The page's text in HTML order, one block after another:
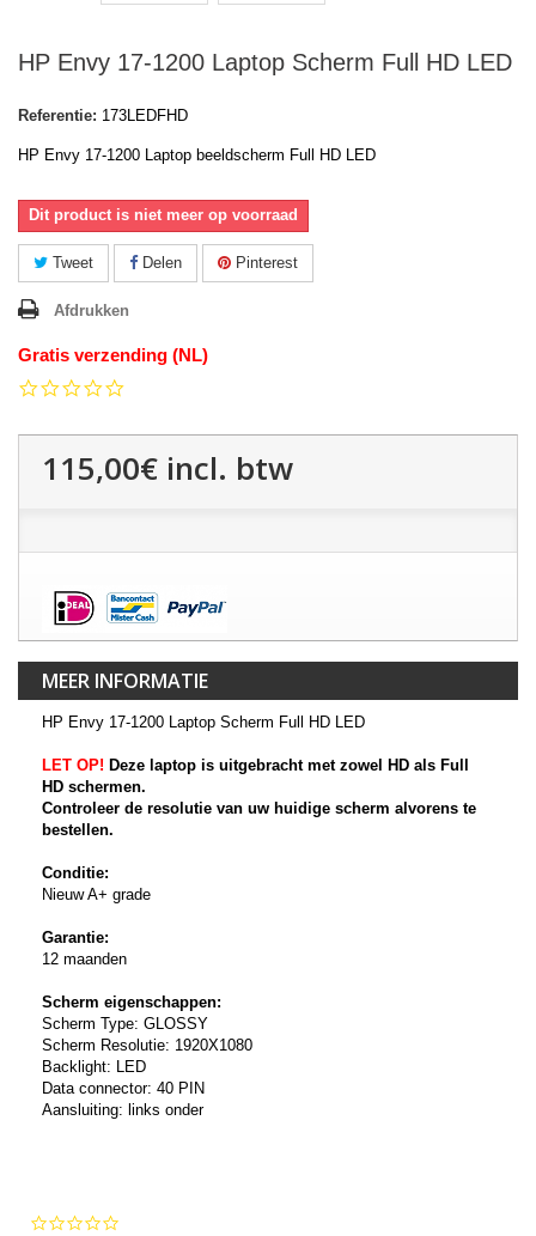
HP Envy 17-1200 Laptop Scherm Full HD LED
Referentie: 173LEDFHD
HP Envy 17-1200 Laptop beeldscherm Full HD LED
Dit product is niet meer op voorraad
Tweet Delen Pinterest
Afdrukken
Gratis verzending (NL)
115,00€ incl. btw
MEER INFORMATIE
HP Envy 17-1200 Laptop Scherm Full HD LED
LET OP! Deze laptop is uitgebracht met zowel HD als Full
HD schermen.
Controleer de resolutie van uw huidige scherm alvorens te
bestellen.
Conditie:
Nieuw A+ grade
Garantie:
12 maanden
Scherm eigenschappen:
Scherm Type: GLOSSY
Scherm Resolutie: 1920X1080
Backlight: LED
Data connector: 40 PIN
Aansluiting: links onder